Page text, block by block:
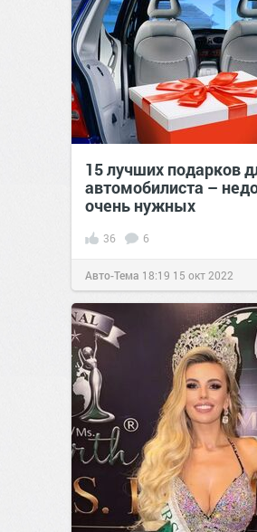
15 лучших подарков
автомобилиста –
очень нужных
36 6
Авто-Тема 18:19 15 окт 2022